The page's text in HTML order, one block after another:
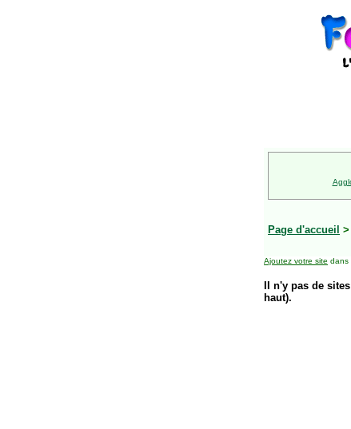
Page d'accueil >
Ajoutez votre site dans
Il n'y pas de
haut).